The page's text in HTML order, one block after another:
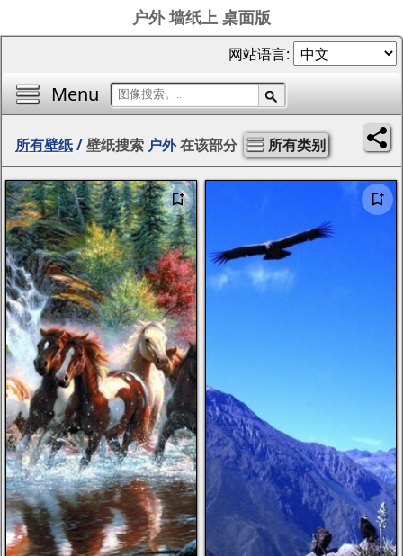
户外 墙纸上 桌面版
Menu
网站语言:
所有壁纸/壁纸搜索 户外在该部分 所有类别